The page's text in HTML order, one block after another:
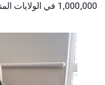
في الولايات المتحدة.